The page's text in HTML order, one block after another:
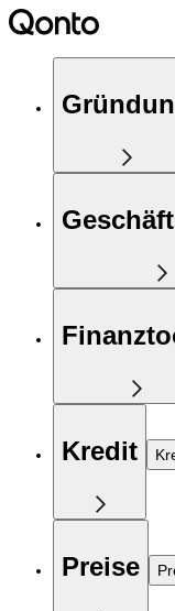
Kredit
Preise